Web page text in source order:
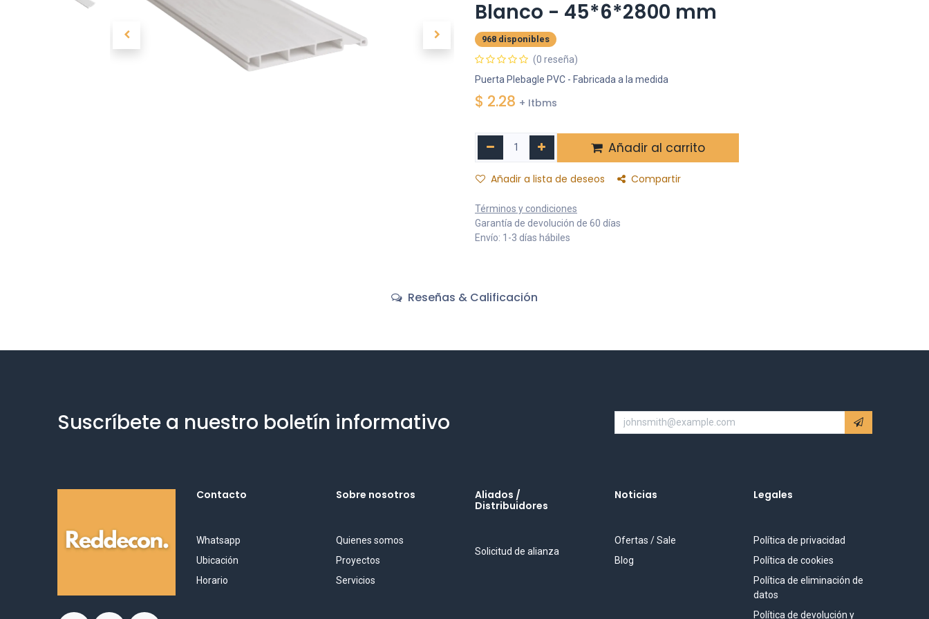
Blanco - 45*6*2800 mm
968 disponibles
(0 reseña)
Puerta Plebagle PVC - Fabricada a la medida
$ 2.28 + Itbms
Añadir al carrito
Añadir a lista de deseos Compartir
Términos y condiciones
Garantía de devolución de 60 días
Envío: 1-3 días hábiles
Reseñas & Calificación
Suscríbete a nuestro boletín informativo
Contacto
Whatsapp
Ubicación
Horario
Sobre nosotros
Quienes somos
Proyectos
Servicios
Aliados /
Distribuidores
Solicitud de alianza
Noticias
Ofertas / Sale
Blog
Legales
Política de privacidad
Política de cookies
Política de eliminación de
datos
Política de devolución y